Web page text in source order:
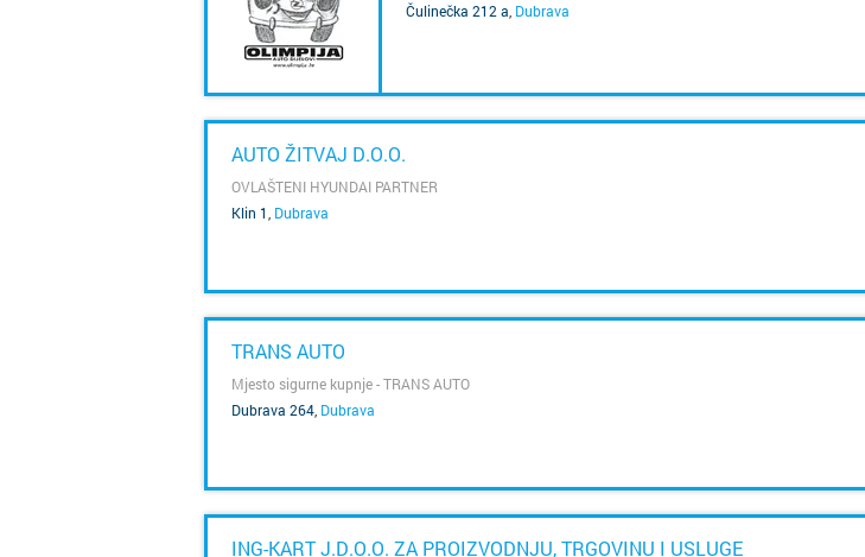
Čulinečka 212 a Dubrava
AUTO ŽITVAJ D.O.O.
OVLAŠTENI HYUNDAI PARTNER
Klin 1 Dubrava
TRANS AUTO
Mjesto sigurne kupnje - TRANS AUTO
Dubrava 264 Dubrava
ING-KART J.D.O.O. ZA PROIZVODNJU, TRGOVINU I USLUGE